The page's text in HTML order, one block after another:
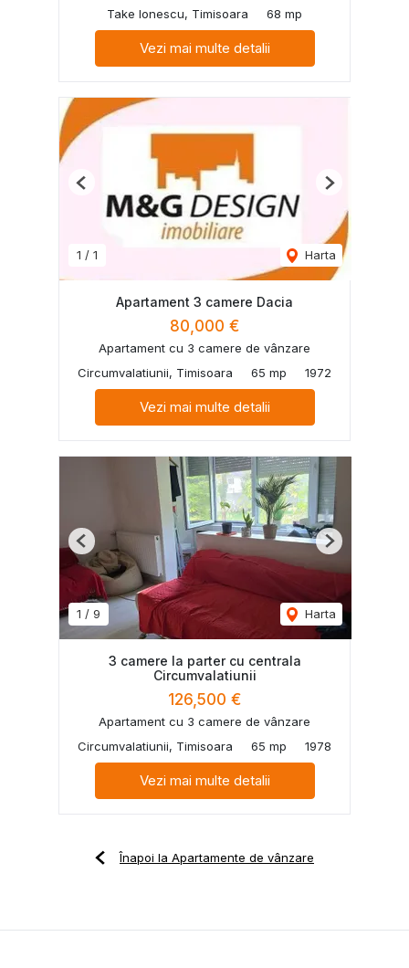
Take Ionescu, Timisoara 68 mp
Vezi mai multe detalii
1 / 1 Harta
Previous Next
Apartament 3 camere Dacia
80,000 €
Apartament cu 3 camere de vânzare
Circumvalatiunii, Timisoara
65 mp 1972
Vezi mai multe detalii
1 / 9 Harta
Previous Next
3 camere la parter cu centrala
Circumvalatiunii
126,500 €
Apartament cu 3 camere de vânzare
Circumvalatiunii, Timisoara
65 mp 1978
Vezi mai multe detalii
Înapoi la Apartamente de vânzare